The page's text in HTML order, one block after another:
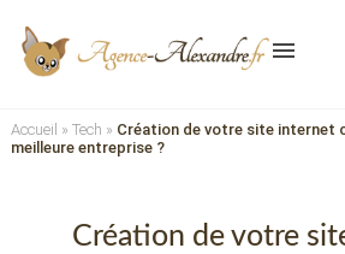
menu
Accueil » Tech » Création de votre site internet
meilleure entreprise ?
Création de votre